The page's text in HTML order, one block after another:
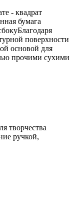
- квадрат
бумага
поверхности
основой для
прочими сухими
творчества
ручкой,